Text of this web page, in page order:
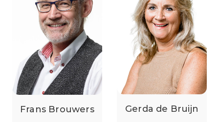
Frans Brouwers Gerda de Bruijn